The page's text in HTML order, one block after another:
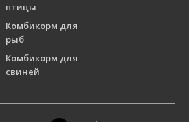
птицы
Комбикорм для
рыб
Комбикорм для
свиней